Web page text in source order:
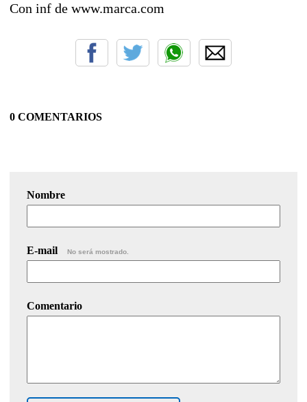
Con inf de www.marca.com
0 COMENTARIOS
Nombre
E-mail No será mostrado.
Comentario